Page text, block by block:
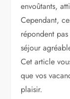
envoûtants,
Cependant,
répondent
séjour
Cet article
que vos
plaisir.